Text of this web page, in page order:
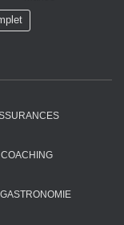
COACHING
GASTRONOMIE